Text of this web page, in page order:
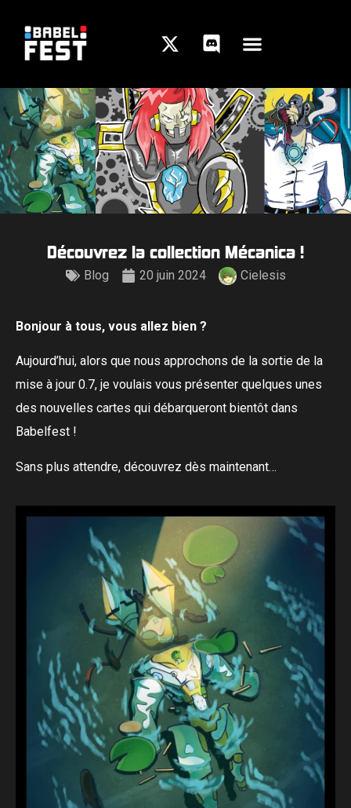
Découvrez la collection Mécanica !
Blog 20 juin 2024 Cielesis
Bonjour à tous, vous allez bien ?
Aujourd’hui, alors que nous approchons de la sortie de la
mise à jour 0.7, je voulais vous présenter quelques unes
des nouvelles cartes qui débarqueront bientôt dans
Babelfest !
Sans plus attendre, découvrez dès maintenant…